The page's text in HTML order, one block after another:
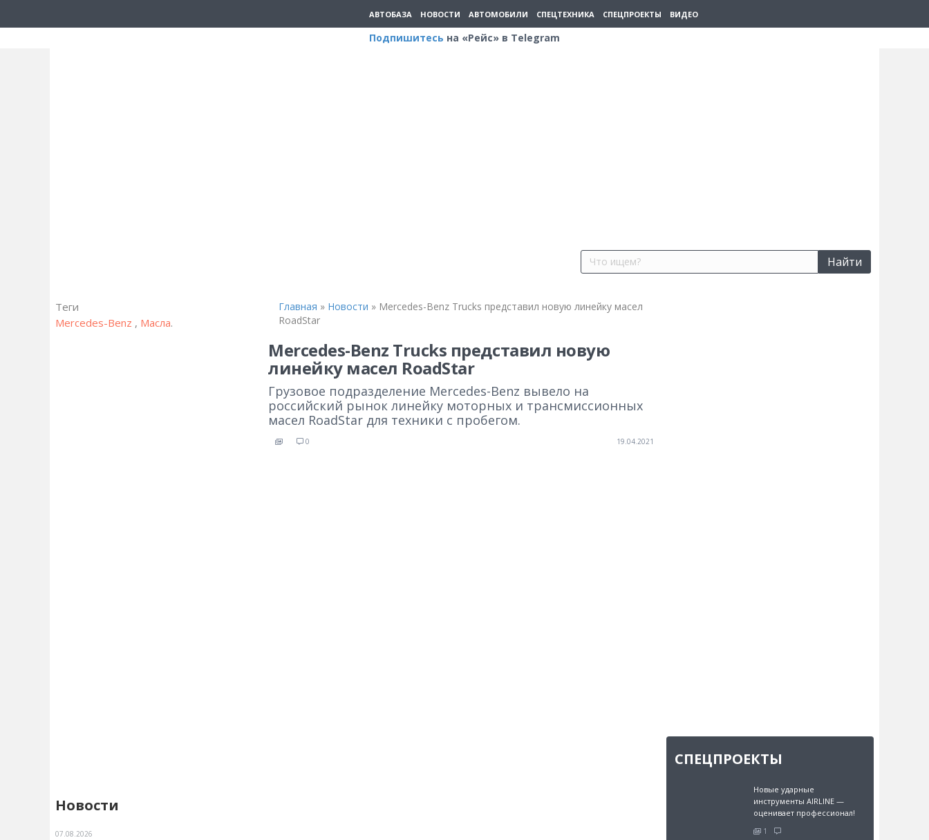
АВТОБАЗА НОВОСТИ АВТОМОБИЛИ СПЕЦТЕХНИКА СПЕЦПРОЕКТЫ ВИДЕО
Подпишитесь на «Рейс» в Telegram
Найти
Теги
Mercedes-Benz , Масла.
Новости
07.08.2026
Главная » Новости » Mercedes-Benz Trucks представил новую линейку масел
RoadStar
Mercedes-Benz Trucks представил новую
линейку масел RoadStar
Грузовое подразделение Mercedes-Benz вывело на
российский рынок линейку моторных и трансмиссионных
масел RoadStar для техники с пробегом.
0 19.04.2021
СПЕЦПРОЕКТЫ
Новые ударные
инструменты AIRLINE —
оценивает профессионал!
1